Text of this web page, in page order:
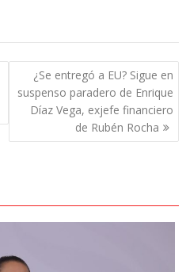
¿Se entregó a EU? Sigue en
suspenso paradero de Enrique
Díaz Vega, exjefe financiero
de Rubén Rocha